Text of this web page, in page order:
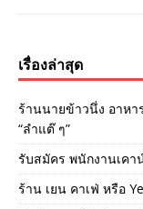
เรื่องล่าสุด
ร้านนายข้าวนึ่ง อาห
“ลำแต๊ ๆ”
รับสมัคร พนักงานเคา
ร้าน เยน คาเฟ่ หรือ